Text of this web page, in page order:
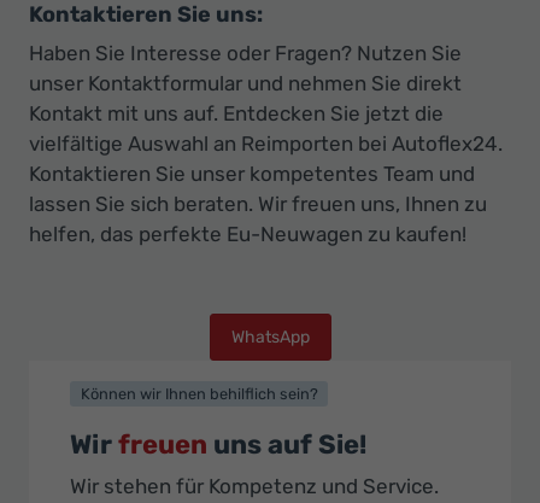
Kontaktieren Sie uns:
Haben Sie Interesse oder Fragen? Nutzen Sie
unser Kontaktformular und nehmen Sie direkt
Kontakt mit uns auf. Entdecken Sie jetzt die
vielfältige Auswahl an Reimporten bei Autoflex24.
Kontaktieren Sie unser kompetentes Team und
lassen Sie sich beraten. Wir freuen uns, Ihnen zu
helfen, das perfekte Eu-Neuwagen zu kaufen!
WhatsApp
Können wir Ihnen behilflich sein?
Wirfreuen uns auf Sie!
Wir stehen für Kompetenz und Service.